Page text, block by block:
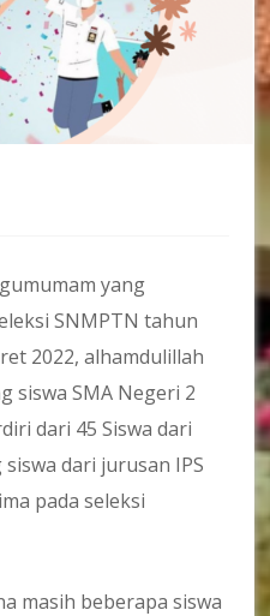
yang
SNMPTN tahun
2022, alhamdulillah
siswa SMA Negeri 2
dari 45 Siswa dari
dari jurusan IPS
pada seleksi
masih beberapa siswa